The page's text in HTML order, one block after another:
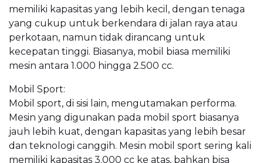
memiliki kapasitas yang lebih kecil, dengan tenaga
yang cukup untuk berkendara di jalan raya atau
perkotaan, namun tidak dirancang untuk
kecepatan tinggi. Biasanya, mobil biasa memiliki
mesin antara 1.000 hingga 2.500 cc.
Mobil Sport:
Mobil sport, di sisi lain, mengutamakan performa.
Mesin yang digunakan pada mobil sport biasanya
jauh lebih kuat, dengan kapasitas yang lebih besar
dan teknologi canggih. Mesin mobil sport sering kali
memiliki kapasitas 3.000 cc ke atas, bahkan bisa